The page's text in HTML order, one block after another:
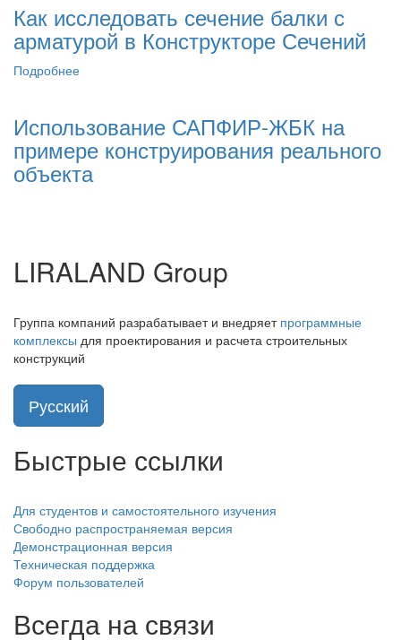
Как исследовать сечение балки с
арматурой в Конструкторе Сечений
Подробнее
Использование САПФИР-ЖБК на
примере конструирования реального
объекта
LIRALAND Group
Группа компаний разрабатывает и внедряет программные
комплексы для проектирования и расчета строительных
конструкций
Русский
Быстрые ссылки
Для студентов и самостоятельного изучения
Свободно распространяемая версия
Демонстрационная версия
Техническая поддержка
Форум пользователей
Всегда на связи